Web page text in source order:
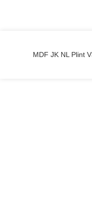
MDF JK NL Plint